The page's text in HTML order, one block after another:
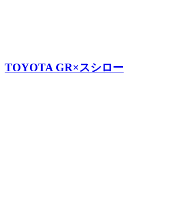
TOYOTA GR×スシロー